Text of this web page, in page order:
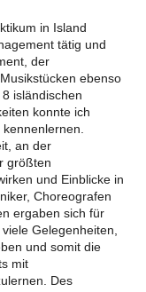
in Island
tätig und
der
ebenso
isländischen
konnte ich
an der
größten
und Einblicke in
Choreografen
ergaben sich für
Gelegenheiten,
und somit die
mit
Des